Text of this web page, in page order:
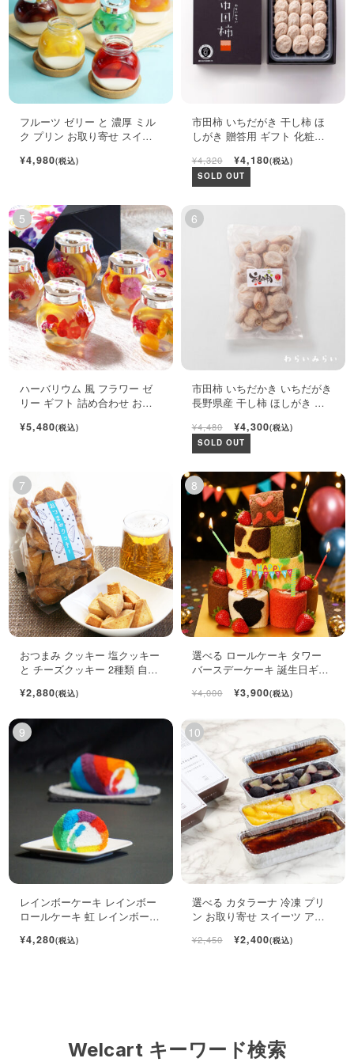
フルーツ ゼリー と 濃厚 ミル
ク プリン お取り寄せ スイー
¥4,980(税込)
市田柿 いちだがき 干し柿 ほ
しがき 贈答用 ギフト 化粧箱
¥4,320 ¥4,180(税込)
SOLD OUT
ハーバリウム 風 フラワー ゼ
リー ギフト 詰め合わせ おし
¥5,480(税込)
市田柿 いちだかき いちだがき
長野県産 干し柿 ほしがき い
¥4,480 ¥4,300(税込)
SOLD OUT
おつまみ クッキー 塩クッキー
と チーズクッキー 2種類 自宅
¥2,880(税込)
選べる ロールケーキ タワー
バースデーケーキ 誕生日ギフ
¥4,000 ¥3,900(税込)
レインボーケーキ レインボー
ロールケーキ 虹 レインボース
¥4,280(税込)
選べる カタラーナ 冷凍 プリ
ン お取り寄せ スイーツ アイ
¥2,450 ¥2,400(税込)
Welcart キーワード検索